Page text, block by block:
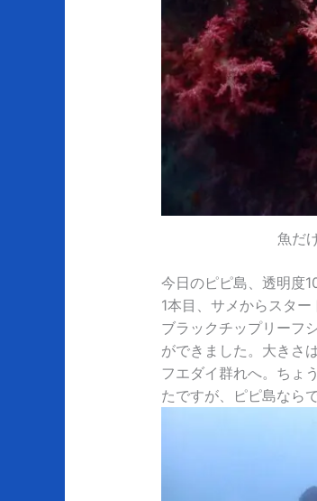
魚だ
今日のピピ島、透明度
1本目、サメからスタ
ブラックチップリーフ
ができました。大きさ
フエダイ群れへ。ちょ
たですが、ピピ島なら